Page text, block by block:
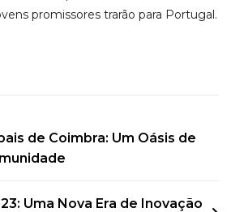
promissores trarão para Portugal.
de Coimbra: Um Oásis de
Uma Nova Era de Inovação